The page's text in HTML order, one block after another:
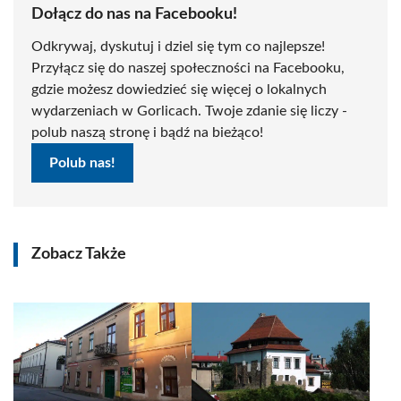
Dołącz do nas na Facebooku!
Odkrywaj, dyskutuj i dziel się tym co najlepsze!
Przyłącz się do naszej społeczności na Facebooku,
gdzie możesz dowiedzieć się więcej o lokalnych
wydarzeniach w Gorlicach. Twoje zdanie się liczy -
polub naszą stronę i bądź na bieżąco!
Polub nas!
Zobacz Także